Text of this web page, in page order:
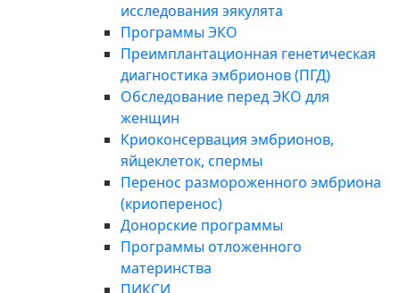
исследования эякулята
Программы ЭКО
Преимплантационная генетическая
диагностика эмбрионов (ПГД)
Обследование перед ЭКО для
женщин
Криоконсервация эмбрионов,
яйцеклеток, спермы
Перенос размороженного эмбриона
(криоперенос)
Донорские программы
Программы отложенного
материнства